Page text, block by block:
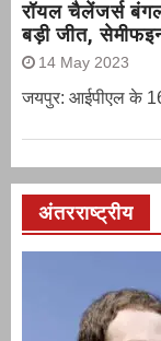
रॉयल चैलेंजर्स
बड़ी जीत,
14 May 2023
जयपुर: आईपीएल के
अंतरराष्ट्रीय